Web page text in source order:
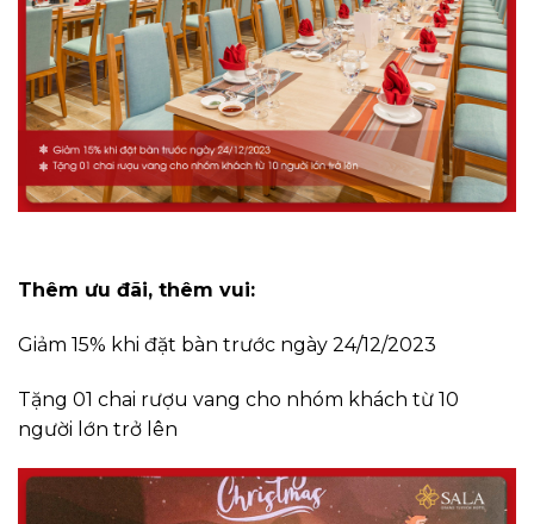
Thêm ưu đãi, thêm vui:
Giảm 15% khi đặt bàn trước ngày 24/12/2023
Tặng 01 chai rượu vang cho nhóm khách từ 10
người lớn trở lên